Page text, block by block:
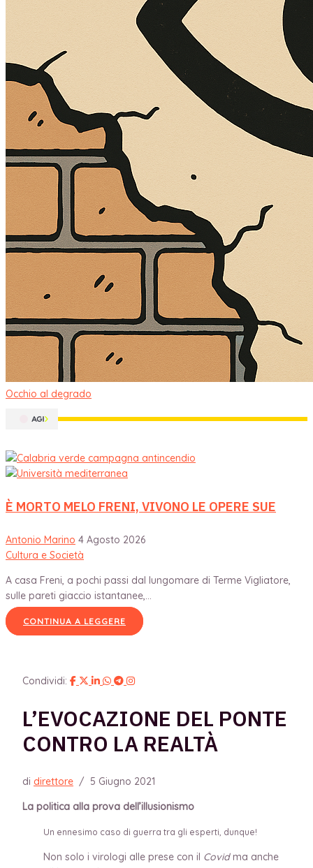
Occhio al degrado
È MORTO MELO FRENI, VIVONO LE OPERE SUE
Antonio Marino 4 Agosto 2026
Cultura e Società
A casa Freni, a pochi passi dal lungomare di Terme Vigliatore,
sulle pareti giaccio istantanee,...
CONTINUA A LEGGERE
Condividi:
L’EVOCAZIONE DEL PONTE
CONTRO LA REALTÀ
di direttore / 5 Giugno 2021
La politica alla prova dell’illusionismo
Un ennesimo caso di guerra tra gli esperti, dunque!
Non solo i virologi alle prese con il Covidma anche